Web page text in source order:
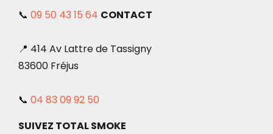
📞 09 50 43 15 64 CONTACT
📍 414 Av Lattre de Tassigny
83600 Fréjus
📞 04 83 09 92 50
SUIVEZ TOTAL SMOKE